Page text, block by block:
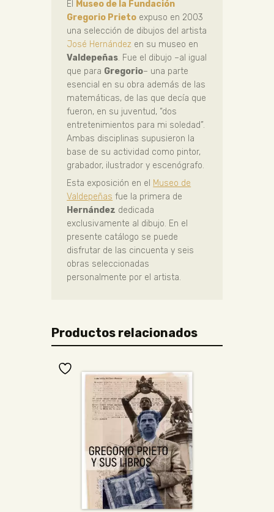
El
Museo de la Fundación
Gregorio Prieto expuso en 2003
una selección de dibujos del artista
José Hernández en su museo en
Valdepeñas. Fue el dibujo –al igual
que para Gregorio– una parte
esencial en su obra además de las
matemáticas, de las que decía que
fueron, en su juventud, “dos
entretenimientos para mi soledad”.
Ambas disciplinas supusieron la
base de su actividad como pintor,
grabador, ilustrador y escenógrafo.
Esta exposición en el Museo de
Valdepeñas fue la primera de
Hernández dedicada
exclusivamente al dibujo. En el
presente catálogo se puede
disfrutar de las cincuenta y seis
obras seleccionadas
personalmente por el artista.
Productos relacionados